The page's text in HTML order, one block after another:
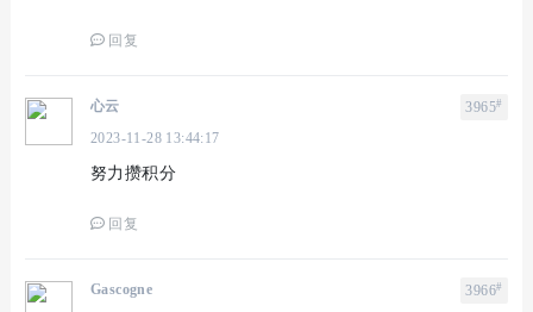
回复
3965#
心云
2023-11-28 13:44:17
努力攒积分
回复
3966#
Gascogne